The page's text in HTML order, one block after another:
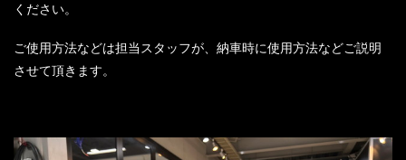
ください。
ご使用方法などは担当スタッフが、納車時に使用方法などご説明
させて頂きます。